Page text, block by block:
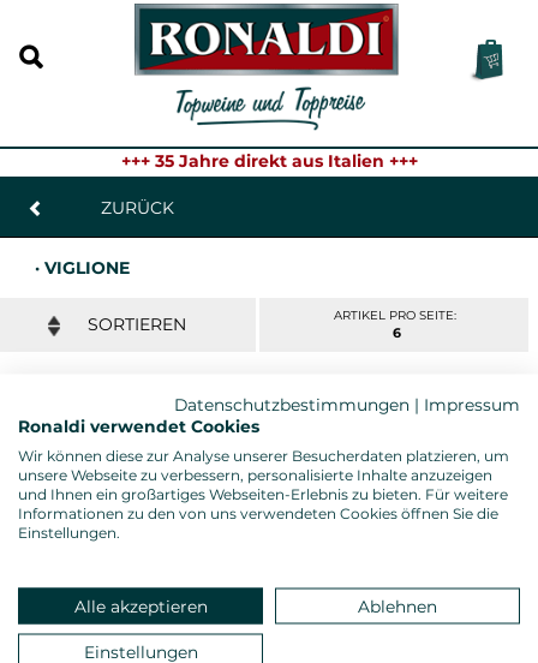
+++ 35 Jahre direkt aus Italien +++
ZURÜCK
· VIGLIONE
ARTIKEL PRO SEITE:
6
PRIMITIVO GIOIA DEL COLLE MARPIONE
RISERVA 2021 (BIO)
Tenuta Viglione, Apulien - 0,75l. Fl.
Gambero Rosso: 3 Gläser
Ronaldi "Toptipp" : 5 Sterne
19,95 € *
ANMELDEN MEIN KONTO STARTSEITE
IMPRESSUM
DATEN- UND
Datenschutzbestimmungen | Impressum
Ronaldi verwendet Cookies
Wir können diese zur Analyse unserer Besucherdaten platzieren, um
unsere Webseite zu verbessern, personalisierte Inhalte anzuzeigen
und Ihnen ein großartiges Webseiten-Erlebnis zu bieten. Für weitere
Informationen zu den von uns verwendeten Cookies öffnen Sie die
Einstellungen.
Alle akzeptieren Ablehnen
Einstellungen